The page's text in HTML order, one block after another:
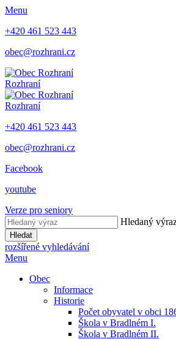
Menu
+420 461 523 443
obec@rozhrani.cz
Rozhraní
Rozhraní
+420 461 523 443
obec@rozhrani.cz
Facebook
youtube
Verze pro seniory
Hledaný
Hledat
rozšířené vyhledávání
Menu
Obec
Informace
Historie
Počet obyvatel v obci
Škola v Bradlném I.
Škola v Bradlném II.